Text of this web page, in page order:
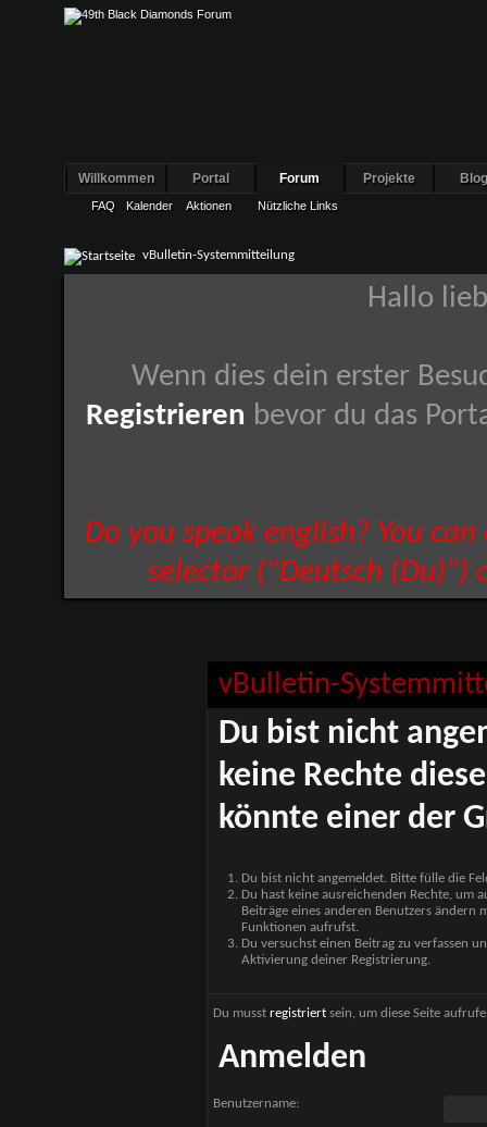
Willkommen Portal Forum
FAQ Kalender Aktionen Nützliche Links
Projekte
vBulletin-Systemmitteilung
Hallo
Wenn dies dein erster
Registrieren bevor du das
Do you speak english? You
selector ("Deutsch (Du)")
vBulletin-
Du bist nicht
keine Rechte
könnte einer der
Du bist nicht angemeldet. Bitte fülle die
Du hast keine ausreichenden Rechte, um
Beiträge eines anderen Benutzers
Funktionen aufrufst.
Du versuchst einen Beitrag zu verfassen
Aktivierung deiner Registrierung.
Du musst registriertsein, um diese Seite
Anmelden
Benutzername: